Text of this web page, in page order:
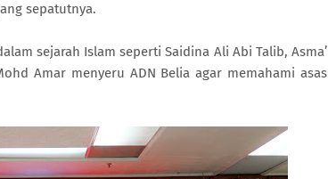
sepatutnya.
sejarah Islam seperti Saidina Ali Abi Talib, Asma’
Amar menyeru ADN Belia agar memahami asas